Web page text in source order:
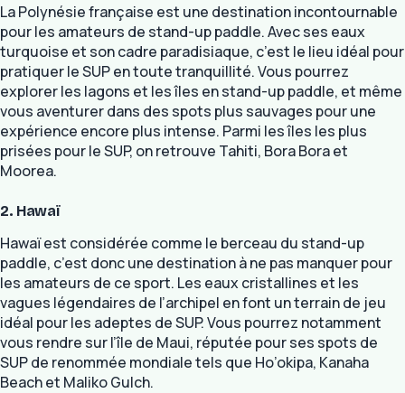
La Polynésie française est une destination incontournable
pour les amateurs de stand-up paddle. Avec ses eaux
turquoise et son cadre paradisiaque, c’est le lieu idéal pour
pratiquer le SUP en toute tranquillité. Vous pourrez
explorer les lagons et les îles en stand-up paddle, et même
vous aventurer dans des spots plus sauvages pour une
expérience encore plus intense. Parmi les îles les plus
prisées pour le SUP, on retrouve Tahiti, Bora Bora et
Moorea.
2. Hawaï
Hawaï est considérée comme le berceau du stand-up
paddle, c’est donc une destination à ne pas manquer pour
les amateurs de ce sport. Les eaux cristallines et les
vagues légendaires de l’archipel en font un terrain de jeu
idéal pour les adeptes de SUP. Vous pourrez notamment
vous rendre sur l’île de Maui, réputée pour ses spots de
SUP de renommée mondiale tels que Ho’okipa, Kanaha
Beach et Maliko Gulch.